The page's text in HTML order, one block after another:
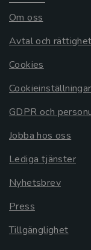
Om oss
Avtal och
Cookies
Cookieinställningar
GDPR och
Jobba hos oss
Lediga tjänster
Nyhetsbrev
Press
Tillgänglighet